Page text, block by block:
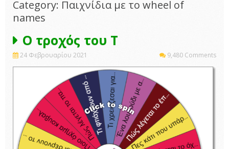
Category: Παιχνίδια με το wheel of
names
Ο τροχός του Τ
24 Φεβρουαρίου 2021 9,480 Comments